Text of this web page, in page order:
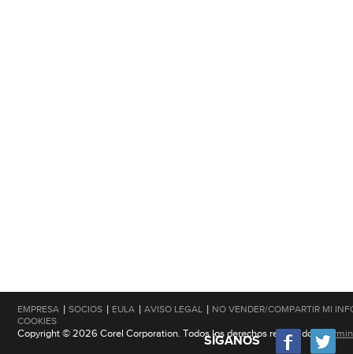
EMPRESA | SOCIOS | EULA | AVISO LEGAL | NO VENDER/COMPARTIR MI
COOKIES
Copyright © 2026 Corel Corporation. Todos los derechos reservados.
SÍGANOS